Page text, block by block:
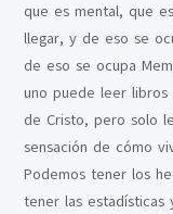
que es mental, que
llegar, y de eso se
de eso se ocupa
uno puede leer
de Cristo, pero solo
sensación de cómo
Podemos tener los
tener las estadísticas